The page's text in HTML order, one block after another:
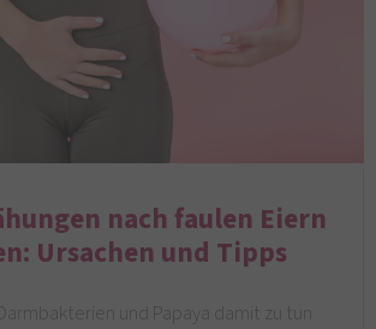
nach faulen Eiern
Ursachen und Tipps
Darmbakterien und Papaya damit zu tun